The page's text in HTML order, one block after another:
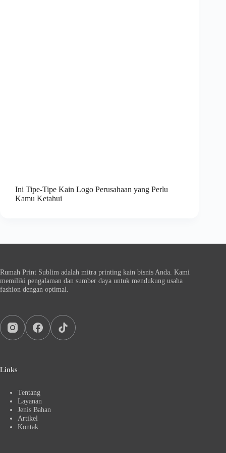
Ini Tipe-Tipe Kain Logo Perusahaan yang Perlu
Kamu Ketahui
Rumah Print Sublim adalah mitra printing kain bisnis Anda. Kami
memiliki pengalaman dan sumber daya untuk mendukung usaha
fashion dengan optimal.
Links
Tentang
Layanan
Jenis Bahan
Artikel
Kontak